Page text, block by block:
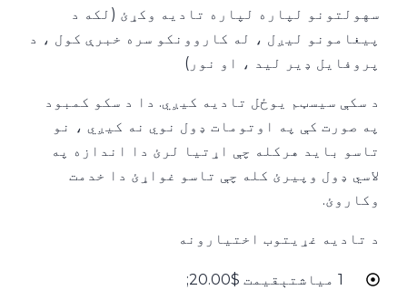
سهولتونو لپاره لپاره تادیه وکړئ (لکه د
پیغامونو لیږل ، له کاروونکو سره خبرې کول ، د
پروفایل ډیر لید ، او نور)
د سکې سیسټم یوځل تادیه کیږي. دا د سکو کمبود
په صورت کې په اوتومات ډول نوي نه کیږي ، نو
تاسو باید هرکله چې اړتیا لرئ دا اندازه په
لاسي ډول وپیرئ کله چې تاسو غواړئ دا خدمت
وکاروئ.
د تادیه غړیتوب اختیارونه
1 میاشتېقیمت $20.00;